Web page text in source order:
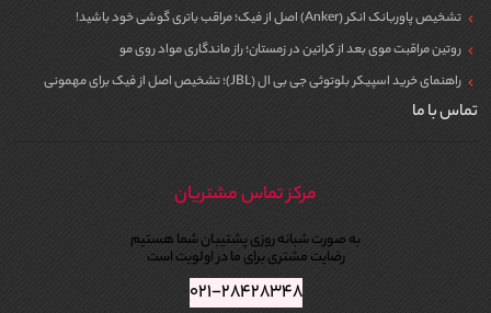
تشخیص پاوربانک انکر (Anker) اصل از فیک؛ مراقب باتری گوشی خود باشید!
روتین مراقبت موی بعد از کراتین در زمستان؛ راز ماندگاری مواد روی مو
راهنمای خرید اسپیکر بلوتوثی جی بی ال (JBL)؛ تشخیص اصل از فیک برای مهمونی
تماس با ما
مرکز تماس مشتریان
به صورت شبانه روزی پشتیبان شما هستیم
رضایت مشتری برای ما در اولویت است
۰۲۱-۲۸۴۲۸۳۴۸